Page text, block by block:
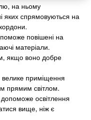
на ньому
яких спрямовуються на
повішені на
матеріали.
якщо воно добре
приміщення
прямим світлом.
освітлення
вище, ніж є